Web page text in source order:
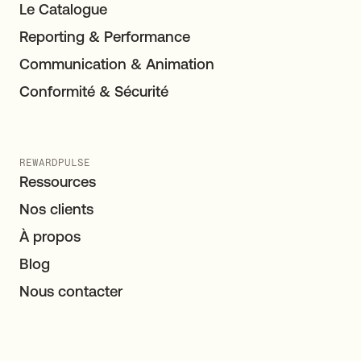
Le Catalogue
Reporting & Performance
Communication & Animation
Conformité & Sécurité
REWARDPULSE
Ressources
Nos clients
À propos
Blog
Nous contacter